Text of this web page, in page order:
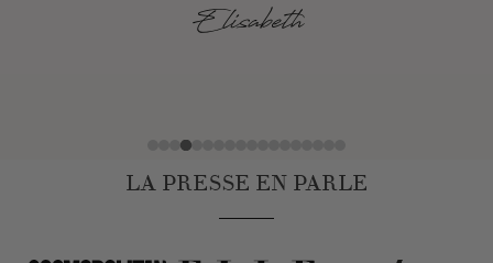
Elisabeth
LA PRESSE EN PARLE